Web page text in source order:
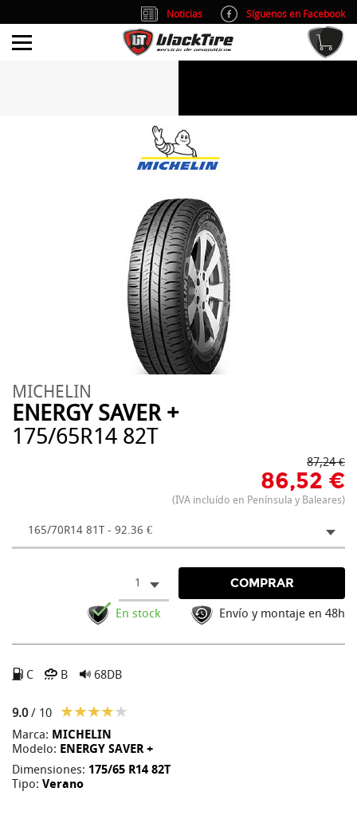
MICHELIN
ENERGY SAVER +
175/65R14 82T
87,24 €
86,52 €
(IVA incluído en Península y Baleares)
165/70R14 81T - 92.36 €
1 COMPRAR
En stock Envío y montaje en 48h
C B 68DB
9.0/ 10
Marca: MICHELIN
Modelo: ENERGY SAVER +
Dimensiones: 175/65 R14 82T
Tipo: Verano
Noticias
Síguenos en Facebook
info@blacktire.es
Atención al cliente: L/V 9:00-14:00 y 15:00-19:00